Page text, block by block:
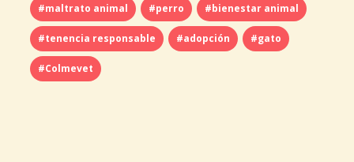
#maltrato animal #perro #bienestar animal
#tenencia responsable #adopción #gato
#Colmevet